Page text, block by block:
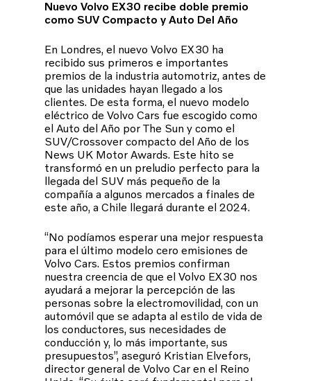
Nuevo Volvo EX30 recibe doble premio
como SUV Compacto y Auto Del Año
En Londres, el nuevo Volvo EX30 ha
recibido sus primeros e importantes
premios de la industria automotriz, antes de
que las unidades hayan llegado a los
clientes. De esta forma, el nuevo modelo
eléctrico de Volvo Cars fue escogido como
el Auto del Año por The Sun y como el
SUV/Crossover compacto del Año de los
News UK Motor Awards. Este hito se
transformó en un preludio perfecto para la
llegada del SUV más pequeño de la
compañía a algunos mercados a finales de
este año, a Chile llegará durante el 2024.
“No podíamos esperar una mejor respuesta
para el último modelo cero emisiones de
Volvo Cars. Estos premios confirman
nuestra creencia de que el Volvo EX30 nos
ayudará a mejorar la percepción de las
personas sobre la electromovilidad, con un
automóvil que se adapta al estilo de vida de
los conductores, sus necesidades de
conducción y, lo más importante, sus
presupuestos”, aseguró Kristian Elvefors,
director general de Volvo Car en el Reino